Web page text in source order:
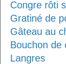
Congre rôti
Gratiné de
Gâteau au
Bouchon de
Langres